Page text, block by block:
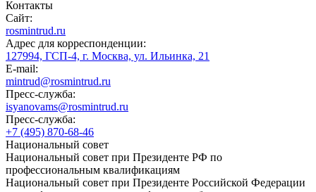
Контакты
Сайт:
rosmintrud.ru
Адрес для корреспонденции:
127994, ГСП-4, г. Москва, ул. Ильинка, 21
E-mail:
mintrud@rosmintrud.ru
Пресс-служба:
isyanovams@rosmintrud.ru
Пресс-служба:
+7 (495) 870-68-46
Национальный совет
Национальный совет при Президенте РФ по
профессиональным квалификациям
Национальный совет при Президенте Российской Федерации